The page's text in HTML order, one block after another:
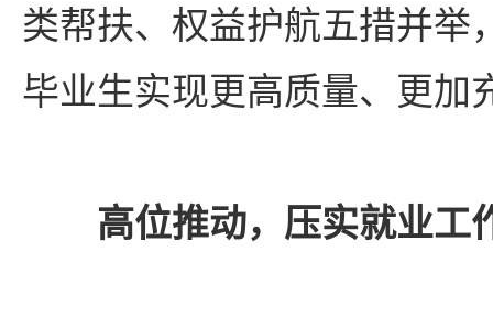
类帮扶、权益护航五措并举
毕业生实现更高质量、更加
高位推动，压实就业工